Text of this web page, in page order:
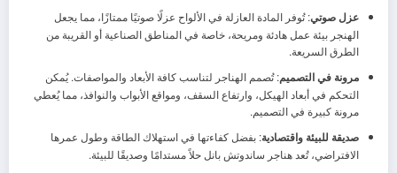
عزل صوتي: تُوفر المادة العازلة في الألواح عزلًا صوتيًا ممتازًا، مما يجعل
الهنجر بيئة عمل هادئة ومريحة، خاصة في المناطق الصناعية أو القريبة من
الطرق السريعة.
مرونة في التصميم: تُصمم الهناجر لتناسب كافة الأبعاد والمواصفات. يُمكن
التحكم في أبعاد الهيكل، وارتفاع السقف، ومواقع الأبواب والنوافذ، مما يُعطي
مرونة كبيرة في التصميم.
صديقة للبيئة واقتصادية: بفضل كفاءتها في استهلاك الطاقة وطول عمرها
الافتراضي، تُعد هناجر ساندوتش بانل حلاً مستدامًا وصديقًا للبيئة.